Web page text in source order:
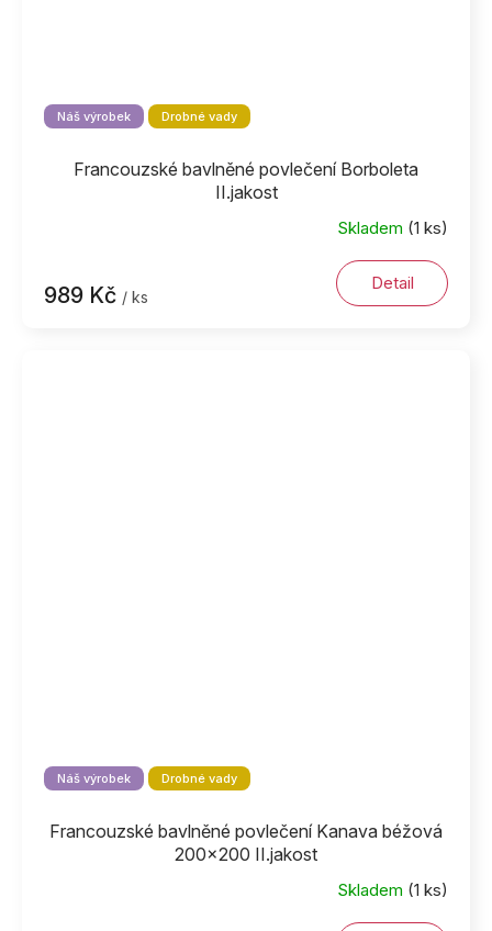
Náš výrobek Drobné vady
Francouzské bavlněné povlečení Borboleta
II.jakost
Skladem (1 ks)
989 Kč / ks
Detail
Náš výrobek Drobné vady
Francouzské bavlněné povlečení Kanava béžová
200x200 II.jakost
Skladem (1 ks)